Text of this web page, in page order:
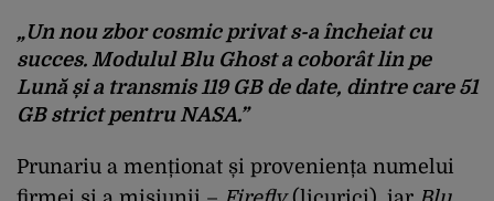
„Un nou zbor cosmic privat s-a încheiat cu
succes. Modulul Blu Ghost a coborât lin pe
Lună și a transmis 119 GB de date, dintre care 51
GB strict pentru NASA.”
Prunariu a menționat și proveniența numelui